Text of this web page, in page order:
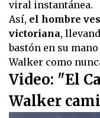
viral instantánea.
Así, el hombre
victoriana,
bastón en su
Walker como
Video: "El
Walker